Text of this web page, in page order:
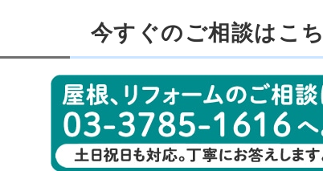
今すぐのご相談はこ